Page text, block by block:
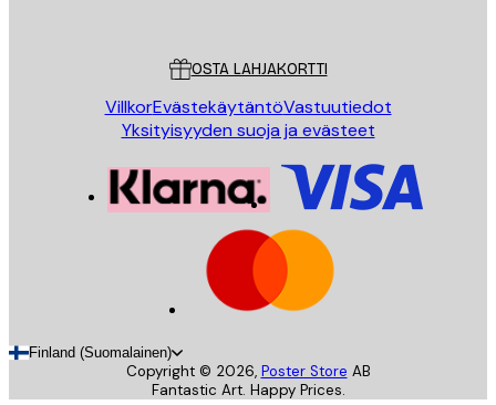
OSTA LAHJAKORTTI
VillkorEvästekäytäntöVastuutiedot
Yksityisyyden suoja ja evästeet
Finland (Suomalainen)
Copyright © 2026, Poster Store AB
Fantastic Art. Happy Prices.